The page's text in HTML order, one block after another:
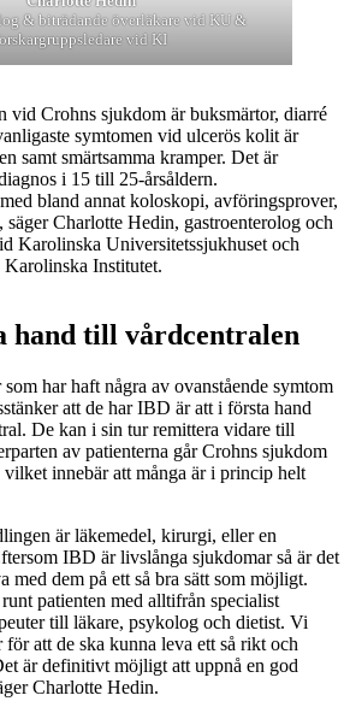
& biträdande överläkare vid KU &
vid KI
vid Crohns sjukdom är buksmärtor, diarré
symtomen vid ulcerös kolit är
samt smärtsamma kramper. Det är
i 15 till 25-årsåldern.
bland annat koloskopi, avföringsprover,
Charlotte Hedin, gastroenterolog och
Karolinska Universitetssjukhuset och
Institutet.
hand till vårdcentralen
har haft några av ovanstående symtom
att de har IBD är att i första hand
De kan i sin tur remittera vidare till
av patienterna går Crohns sjukdom
innebär att många är i princip helt
är läkemedel, kirurgi, eller en
IBD är livslånga sjukdomar så är det
med dem på ett så bra sätt som möjligt.
patienten med alltifrån specialist
till läkare, psykolog och dietist. Vi
för att de ska kunna leva ett så rikt och
är definitivt möjligt att uppnå en god
Charlotte Hedin.